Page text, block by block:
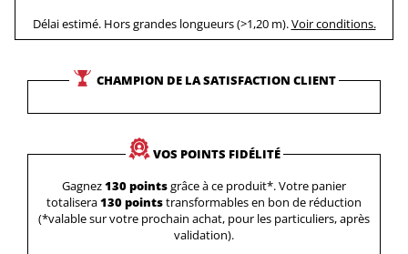
Délai estimé. Hors grandes longueurs (>1,20 m).Voir conditions.
CHAMPION DE LA SATISFACTION CLIENT
VOS POINTS FIDÉLITÉ
Gagnez130 pointsgrâce à ce produit*. Votre panier
totalisera130 pointstransformables en bon de réduction
(*valable sur votre prochain achat, pour les particuliers, après
validation).